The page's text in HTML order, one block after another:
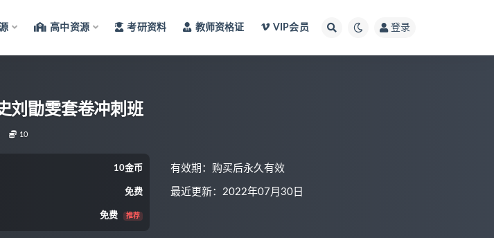
高中资源 考研资料 教师资格证 VIP会员 登录
刘勖雯套卷冲刺班
10
10金币
免费
免费 推荐
有效期：购买后永久有效
最近更新：2022年07月30日